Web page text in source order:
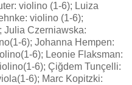
violino (1-6); Luiza
violino (1-6);
Julia Czerniawska:
6); Johanna Hempen:
6); Leonie Flaksman:
6); Çiğdem Tunçelli:
6); Marc Kopitzki: